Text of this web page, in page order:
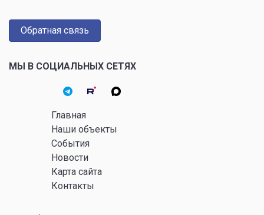
Обратная связь
МЫ В СОЦИАЛЬНЫХ СЕТЯХ
Главная
Наши объекты
События
Новости
Карта сайта
Контакты